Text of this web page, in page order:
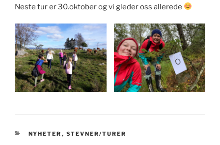
Neste tur er 30.oktober og vi gleder oss allerede
KATEGORIER
NYHETER , STEVNER/TURER